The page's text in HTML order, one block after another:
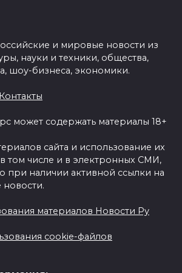
и мировые новости из
науки и техники, общества,
шоу-бизнеса, экономики.
Контакты
может содержать материалы 18+
сайта и использование их
том числе и в электронных СМИ,
при наличии активной ссылки на
новости.
материалов Новости Ру
cookie-файлов